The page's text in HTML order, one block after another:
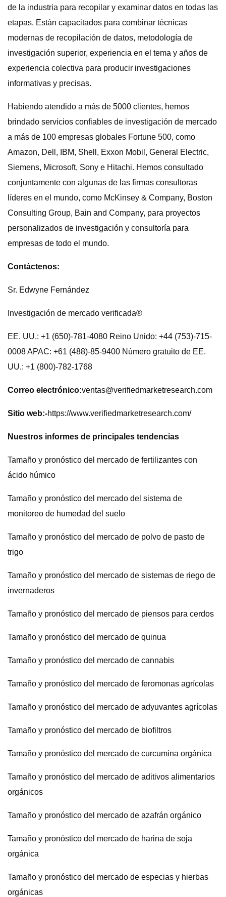
de la industria para recopilar y examinar datos en todas las
etapas. Están capacitados para combinar técnicas
modernas de recopilación de datos, metodología de
investigación superior, experiencia en el tema y años de
experiencia colectiva para producir investigaciones
informativas y precisas.
Habiendo atendido a más de 5000 clientes, hemos
brindado servicios confiables de investigación de mercado
a más de 100 empresas globales Fortune 500, como
Amazon, Dell, IBM, Shell, Exxon Mobil, General Electric,
Siemens, Microsoft, Sony e Hitachi. Hemos consultado
conjuntamente con algunas de las firmas consultoras
líderes en el mundo, como McKinsey & Company, Boston
Consulting Group, Bain and Company, para proyectos
personalizados de investigación y consultoría para
empresas de todo el mundo.
Contáctenos:
Sr. Edwyne Fernández
Investigación de mercado verificada®
EE. UU.: +1 (650)-781-4080 Reino Unido: +44 (753)-715-
0008 APAC: +61 (488)-85-9400 Número gratuito de EE.
UU.: +1 (800)-782-1768
Correo electrónico:ventas@verifiedmarketresearch.com
Sitio web:-https://www.verifiedmarketresearch.com/
Nuestros informes de principales tendencias
Tamaño y pronóstico del mercado de fertilizantes con
ácido húmico
Tamaño y pronóstico del mercado del sistema de
monitoreo de humedad del suelo
Tamaño y pronóstico del mercado de polvo de pasto de
trigo
Tamaño y pronóstico del mercado de sistemas de riego de
invernaderos
Tamaño y pronóstico del mercado de piensos para cerdos
Tamaño y pronóstico del mercado de quinua
Tamaño y pronóstico del mercado de cannabis
Tamaño y pronóstico del mercado de feromonas agrícolas
Tamaño y pronóstico del mercado de adyuvantes agrícolas
Tamaño y pronóstico del mercado de biofiltros
Tamaño y pronóstico del mercado de curcumina orgánica
Tamaño y pronóstico del mercado de aditivos alimentarios
orgánicos
Tamaño y pronóstico del mercado de azafrán orgánico
Tamaño y pronóstico del mercado de harina de soja
orgánica
Tamaño y pronóstico del mercado de especias y hierbas
orgánicas